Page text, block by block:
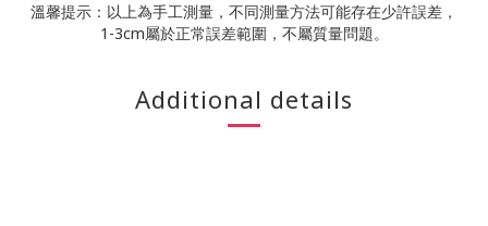
溫馨提示：以上為手工測量，不同測量方法可能存在少許誤差，
1-3cm屬於正常誤差範圍，不屬質量問題。
Additional details